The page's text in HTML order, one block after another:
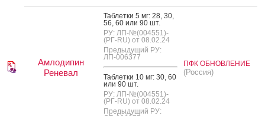
Амлодипин
Реневал
Таб­летки 5 мг: 28, 30,
56, 60 или 90 шт.
РУ: ЛП-№(004551)-
(РГ-RU) от 08.02.24
Предыдущий РУ:
ЛП-006377
Таб­летки 10 мг: 30, 60
или 90 шт.
РУ: ЛП-№(004551)-
(РГ-RU) от 08.02.24
Предыдущий РУ:
ПФК ОБНОВЛЕНИЕ
(Россия)